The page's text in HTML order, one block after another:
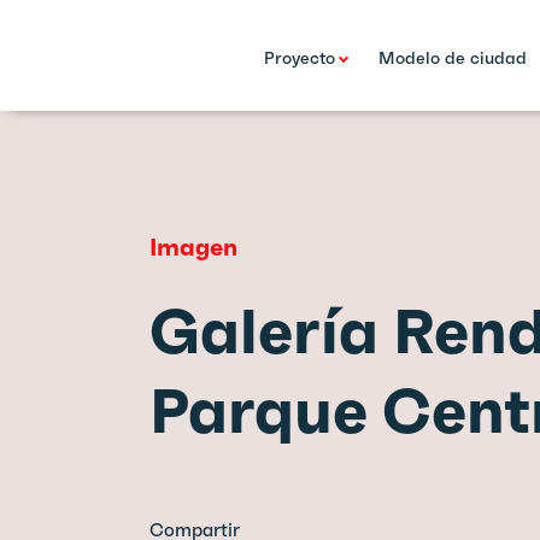
Proyecto Modelo de ciudad
Imagen
Galería
Parque
Compartir